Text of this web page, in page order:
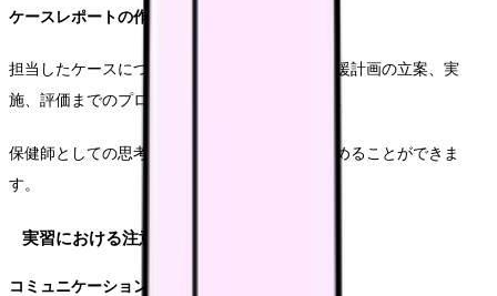
ケースレポートの作成
担当したケースについて、アセスメントから支援計画の立案、実
施、評価までのプロセスを体系的にまとめます。
保健師としての思考過程を整理し、実践力を高めることができま
す。
実習における注意点とマナー
コミュニケーションの基本